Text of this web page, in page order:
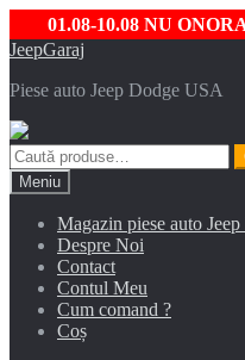
01.08-10.08 NU
Sari
navigare
Sari
conținut
JeepGaraj
Piese auto Jeep Dodge USA
Caută
după:
Meniu
Magazin piese auto
Despre Noi
Contact
Contul Meu
Cum comand ?
Coș